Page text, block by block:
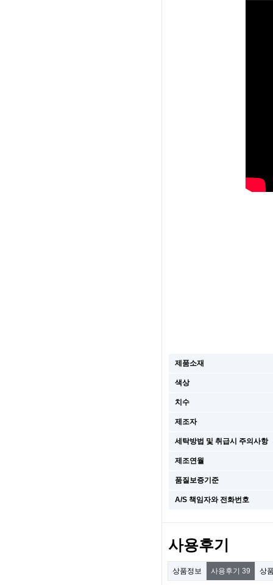
제품소재
색상
치수
제조자
세탁방법 및 취급시 주의사항
제조연월
품질보증기준
A/S 책임자와 전화번호
사용후기
상품정보 사용후기 39 상